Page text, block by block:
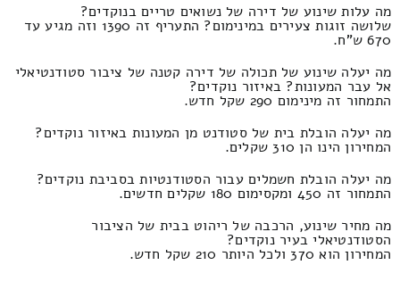
מה עלות שינוע של דירה של נשואים טריים בנוקדים?
שלושה זוגות צעירים במינימום? התעריף זה 1390 וזה מגיע עד
670 ש"ח.
מה יעלה שינוע של תכולה של דירה קטנה של ציבור סטודנטיאלי
אל עבר המעונות? באיזור נוקדים?
התמחור זה מינימום 290 שקל חדש.
מה יעלה הובלת בית של סטודנט מן המעונות באיזור נוקדים?
המחירון הינו הן 310 שקלים.
מה יעלה הובלת חשמלים עבור הסטודנטיות בסביבת נוקדים?
התמחור זה 450 ומקסימום 180 שקלים חדשים.
מה מחיר שינוע, הרכבה של ריהוט בבית של הציבור
הסטודנטיאלי בעיר נוקדים?
המחירון הוא 370 ולכל היותר 210 שקל חדש.